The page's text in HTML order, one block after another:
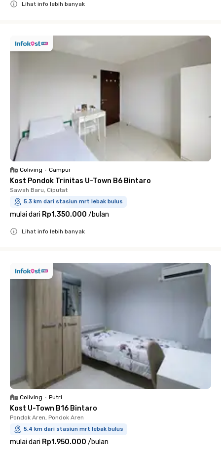
Lihat info lebih banyak
Coliving • Campur
Kost Pondok Trinitas U-Town B6 Bintaro
Sawah Baru, Ciputat
5.3 km dari stasiun mrt lebak bulus
mulai dari Rp1.350.000 /bulan
Lihat info lebih banyak
Coliving • Putri
Kost U-Town B16 Bintaro
Pondok Aren, Pondok Aren
5.4 km dari stasiun mrt lebak bulus
mulai dari Rp1.950.000 /bulan